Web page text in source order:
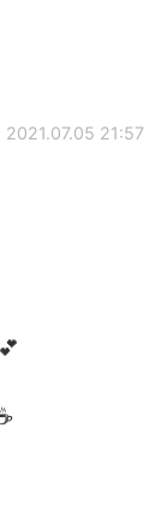
2021.07.05 21:57